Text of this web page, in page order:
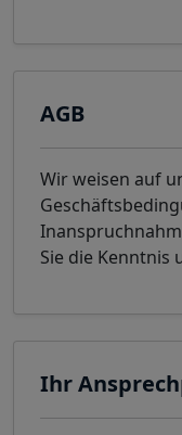
AGB
Wir weisen auf
Sie die Kenntnis
Ihr